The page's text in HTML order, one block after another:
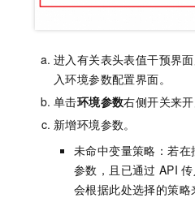
进入有关表头表值干预界
入环境参数配置界面。
单击环境参数右侧开关来开
新增环境参数。
未命中变量策略：若
参数，且已通过 API
会根据此处选择的策